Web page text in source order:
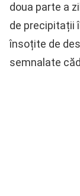
doua parte a
de precipitații
însoțite de
semnalate